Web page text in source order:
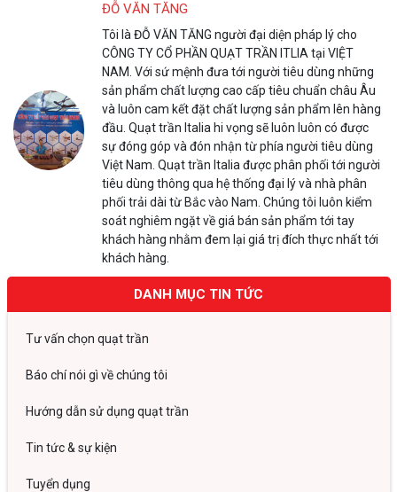
ĐỖ VĂN TĂNG
Tôi là ĐỖ VĂN TĂNG người đại diện pháp lý cho
CÔNG TY CỔ PHẦN QUẠT TRẦN ITLIA tại VIỆT
NAM. Với sứ mệnh đưa tới người tiêu dùng những
sản phẩm chất lượng cao cấp tiêu chuẩn châu Âu
và luôn cam kết đặt chất lượng sản phẩm lên hàng
đầu. Quạt trần Italia hi vọng sẽ luôn luôn có được
sự đóng góp và đón nhận từ phía người tiêu dùng
Việt Nam. Quạt trần Italia được phân phối tới người
tiêu dùng thông qua hệ thống đại lý và nhà phân
phối trải dài từ Bắc vào Nam. Chúng tôi luôn kiểm
soát nghiêm ngặt về giá bán sản phẩm tới tay
khách hàng nhằm đem lại giá trị đích thực nhất tới
khách hàng.
DANH MỤC TIN TỨC
Tư vấn chọn quạt trần
Báo chí nói gì về chúng tôi
Hướng dẫn sử dụng quạt trần
Tin tức & sự kiện
Tuyển dụng